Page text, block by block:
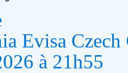
Evisa
à 21h55